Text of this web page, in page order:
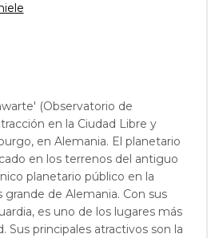
(Observatorio de
en la Ciudad Libre y
en Alemania. El planetario
en los terrenos del antiguo
planetario público en la
de Alemania. Con sus
es uno de los lugares más
Sus principales atractivos son la